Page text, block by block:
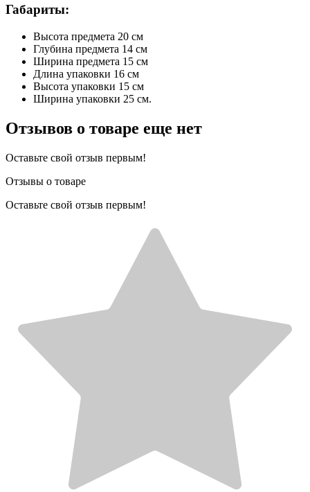
Габариты:
Высота предмета 20 см
Глубина предмета 14 см
Ширина предмета 15 см
Длина упаковки 16 см
Высота упаковки 15 см
Ширина упаковки 25 см.
Отзывов о товаре еще нет
Оставьте свой отзыв первым!
Отзывы о товаре
Оставьте свой отзыв первым!